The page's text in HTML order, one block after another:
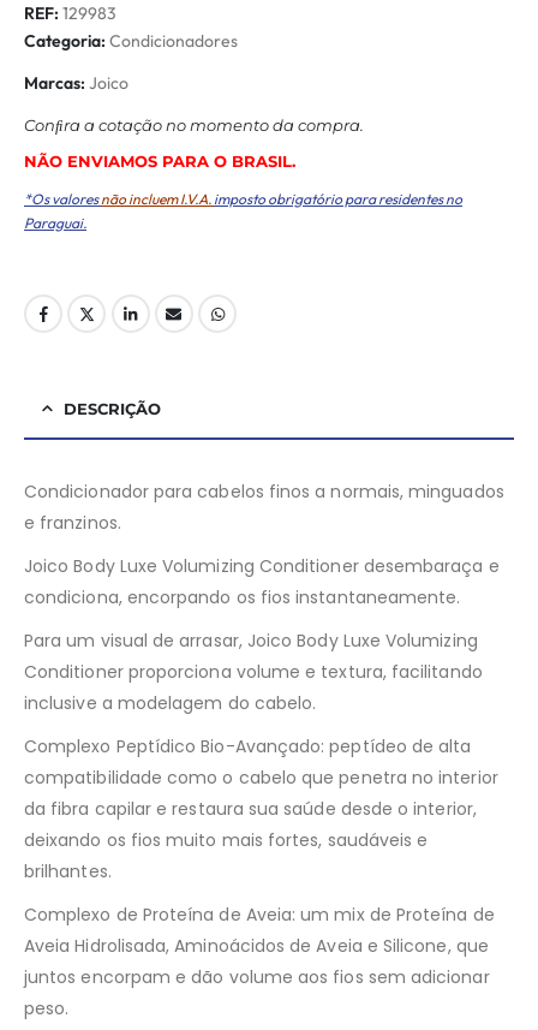
REF: 129983
Categoria: Condicionadores
Marcas: Joico
Conﬁra a cotação no momento da compra.
NÃO ENVIAMOS PARA O BRASIL.
*Os valoresnão incluem I.V.A. imposto obrigatório para residentes no
Paraguai.
DESCRIÇÃO
Condicionador para cabelos finos a normais, minguados
e franzinos.
Joico Body Luxe Volumizing Conditioner desembaraça e
condiciona, encorpando os fios instantaneamente.
Para um visual de arrasar, Joico Body Luxe Volumizing
Conditioner proporciona volume e textura, facilitando
inclusive a modelagem do cabelo.
Complexo Peptídico Bio-Avançado: peptídeo de alta
compatibilidade como o cabelo que penetra no interior
da fibra capilar e restaura sua saúde desde o interior,
deixando os fios muito mais fortes, saudáveis e
brilhantes.
Complexo de Proteína de Aveia: um mix de Proteína de
Aveia Hidrolisada, Aminoácidos de Aveia e Silicone, que
juntos encorpam e dão volume aos fios sem adicionar
peso.